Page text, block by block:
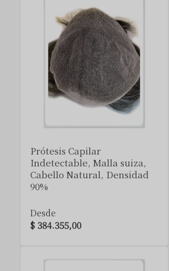
Prótesis Capilar
Indetectable, Malla suiza,
Cabello Natural, Densidad
90%
Desde
$ 384.355,00
VER DETALLE